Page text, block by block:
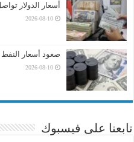
أسعار الدولار
2026-08-10
صعود أسعار
2026-08-10
تابعنا على فيسبوك